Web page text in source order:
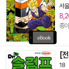
서
종
[
18